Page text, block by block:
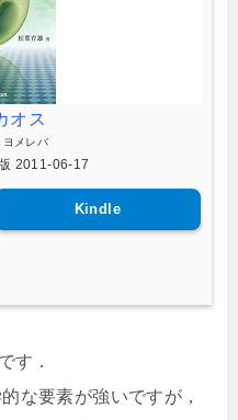
オス
ヨメレバ
2011-06-17
Kindle
す．
な要素が強いですが，